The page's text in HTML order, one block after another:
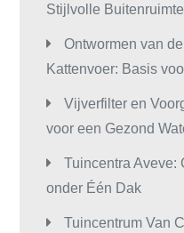
Stijlvolle
Ontwormen van
Kattenvoer: Basis
Vijverfilter en
voor een Gezond
Tuincentra Aveve:
onder Één Dak
Tuincentrum Van